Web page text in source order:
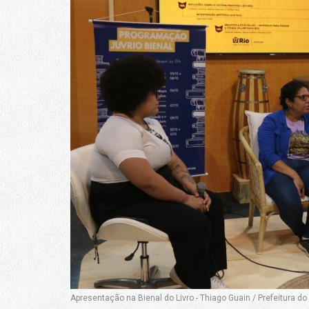
Apresentação na Bienal do Livro - Thiago Guain / Prefeitura do